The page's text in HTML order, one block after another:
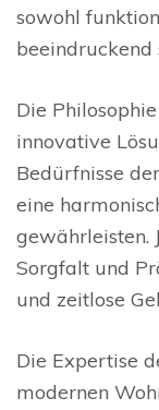
sowohl
beeindruckend
Die
innovative
Bedürfnisse
eine
gewährleisten.
Sorgfalt und
und zeitlose
Die Expertise
modernen